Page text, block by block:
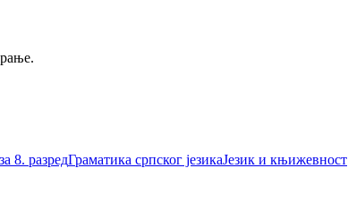
8. разредГраматика српског језикаЈезик и књижевност